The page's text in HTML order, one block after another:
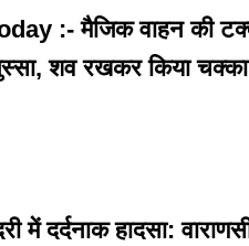
:- मैजिक वाहन की
शव रखकर किया चक्का
दर्दनाक हादसा: